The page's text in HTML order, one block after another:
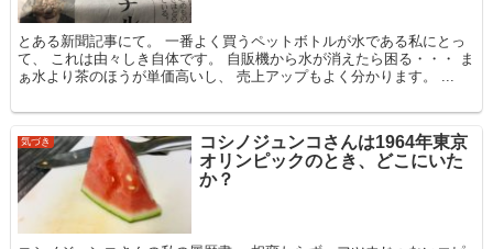
とある新聞記事にて。 一番よく買うペットボトルが水である私にとっ
て、 これは由々しき自体です。 自販機から水が消えたら困る・・・ ま
ぁ水より茶のほうが単価高いし、 売上アップもよく分かります。 ...
気づき
コシノジュンコさんは1964年東京
オリンピックのとき、どこにいた
か？